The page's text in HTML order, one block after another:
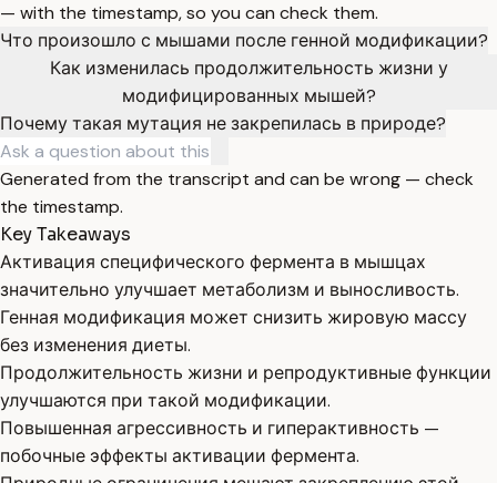
— with the timestamp, so you can check them.
Что произошло с мышами после генной модификации?
Как изменилась продолжительность жизни у
модифицированных мышей?
Почему такая мутация не закрепилась в природе?
Generated from the transcript and can be wrong — check
the timestamp.
Key Takeaways
Активация специфического фермента в мышцах
значительно улучшает метаболизм и выносливость.
Генная модификация может снизить жировую массу
без изменения диеты.
Продолжительность жизни и репродуктивные функции
улучшаются при такой модификации.
Повышенная агрессивность и гиперактивность —
побочные эффекты активации фермента.